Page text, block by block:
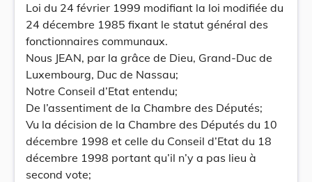
Loi du 24 février 1999 modifiant la loi modifiée du
24 décembre 1985 fixant le statut général des
fonctionnaires communaux.
Nous JEAN, par la grâce de Dieu, Grand-Duc de
Luxembourg, Duc de Nassau;
Notre Conseil d’Etat entendu;
De l’assentiment de la Chambre des Députés;
Vu la décision de la Chambre des Députés du 10
décembre 1998 et celle du Conseil d’Etat du 18
décembre 1998 portant qu’il n’y a pas lieu à
second vote;